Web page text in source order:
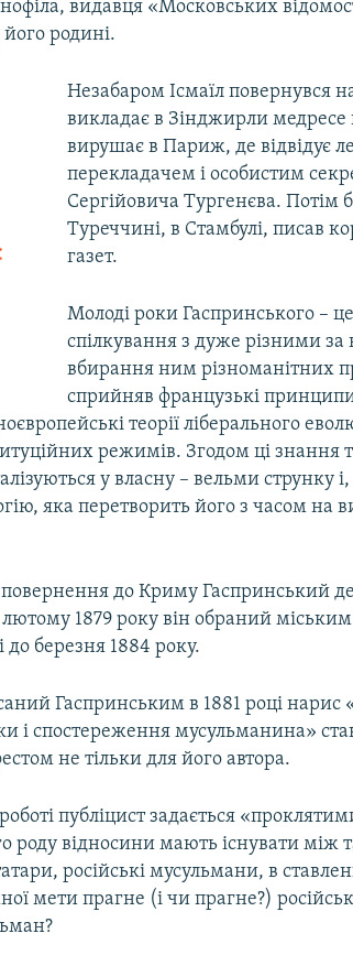
видавця «Московських
родині.
Незабаром Ісмаїл повернувся
викладає в Зінджирли медресе
вирушає в Париж, де відвідує
перекладачем і особистим
Сергійовича Тургенєва. Потім
Туреччині, в Стамбулі, писав
газет.
Молоді роки Гаспринського –
спілкування з дуже різними за
вбирання ним різноманітних
сприйняв французькі принципи
теорії ліберального
режимів. Згодом ці знання
у власну – вельми струнку
яка перетворить його з часом на
повернення до Криму Гаспринський
1879 року він обраний
до березня 1884 року.
Гаспринським в 1881 році нарис
і спостереження мусульманина»
не тільки для його автора.
публіцист задається
роду відносини мають існувати
російські мусульмани, в
мети прагне (і чи прагне?)